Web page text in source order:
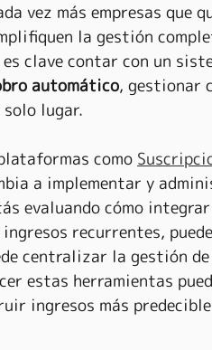
vez más empresas que
la gestión
es clave contar con un
automático, gestionar
lugar.
como
a implementar y
evaluando cómo
recurrentes,
centralizar la gestión
estas herramientas
ingresos más